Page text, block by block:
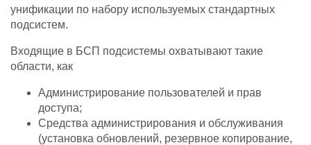
унификации по набору используемых стандартных
подсистем.
Входящие в БСП подсистемы охватывают такие
области, как
Администрирование пользователей и прав
доступа;
Средства администрирования и обслуживания
(установка обновлений, резервное копирование,